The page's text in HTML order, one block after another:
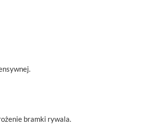
bramki rywala.